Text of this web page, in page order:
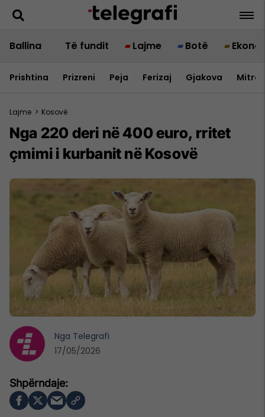
Ballina Të fundit Lajme Botë
Prishtina Prizreni Peja Ferizaj Gjakova
Lajme > Kosovë
Nga 220 deri në 400 euro, rritet
çmimi i kurbanit në Kosovë
Nga Telegrafi
17/05/2026